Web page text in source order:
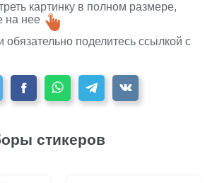
картинку в полном размере,
на нее
обязательно поделитесь ссылкой с
стикеров